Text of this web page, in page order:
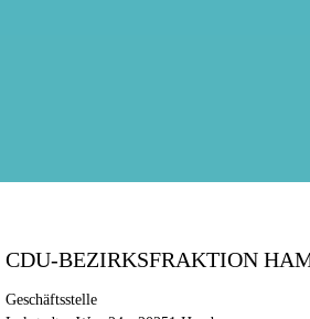
CDU-BEZIRKSFRAKTION
Geschäftsstelle